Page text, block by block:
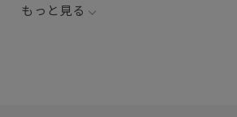
もっと見る